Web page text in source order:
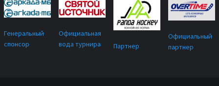
Генеральный
спонсор
Официальная
вода турнира
Партнер
Официальный
партнер